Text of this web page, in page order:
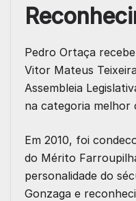
Pedro Ortaça
Vitor Mateus
Assembleia
na categoria melhor
Em 2010, foi
do Mérito
personalidade do
Gonzaga e